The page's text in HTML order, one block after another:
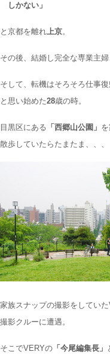
しかない」
と京都を離れ上京。
その後、結婚し完全な専業主婦
そして、 転機はそろそろ仕事
と思い始めた28歳の時。
目黒区にある 「西郷山公園」
散歩していたらたまたま、、、
家族スナップの撮影をしてい
撮影クルーに遭遇。
そこでVERYの 「今尾編集長」